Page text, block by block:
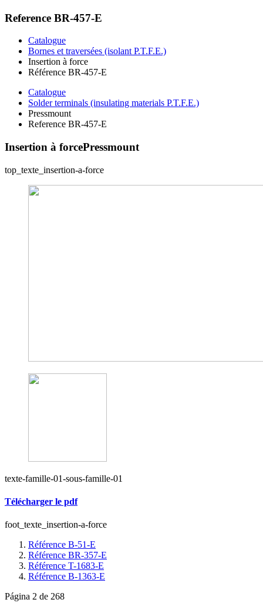
Reference BR-457-E
Catalogue
Bornes et traversées (isolant P.T.F.E.)
Insertion à force
Référence BR-457-E
Catalogue
Solder terminals (insulating materials P.T.F.E.)
Pressmount
Reference BR-457-E
Insertion à forcePressmount
top_texte_insertion-a-force
texte-famille-01-sous-famille-01
Télécharger le pdf
foot_texte_insertion-a-force
Référence B-51-E
Référence BR-357-E
Référence T-1683-E
Référence B-1363-E
Página 2 de 268